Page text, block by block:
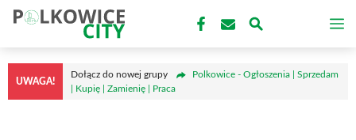
Przejdź
treści
UWAGA!
Dołącz do nowej grupy
Polkowice - Ogłoszenia | Sprzedam
| Kupię | Zamienię | Praca